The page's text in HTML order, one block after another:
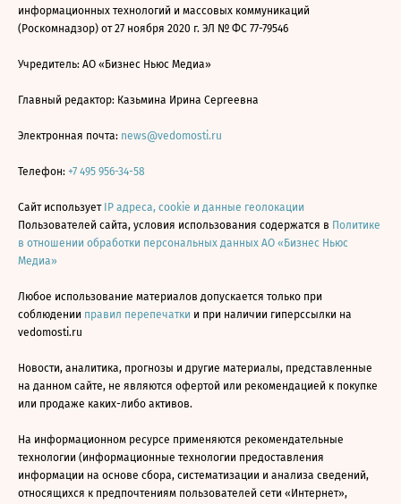
информационных технологий и массовых коммуникаций
(Роскомнадзор) от 27 ноября 2020 г. ЭЛ № ФС 77-79546
Учредитель: АО «Бизнес Ньюс Медиа»
Главный редактор: Казьмина Ирина Сергеевна
Электронная почта: news@vedomosti.ru
Телефон: +7 495 956-34-58
Сайт использует IP адреса, cookie и данные геолокации
Пользователей сайта, условия использования содержатся в Политике
в отношении обработки персональных данных АО «Бизнес Ньюс
Медиа»
Любое использование материалов допускается только при
соблюдении правил перепечатки и при наличии гиперссылки на
vedomosti.ru
Новости, аналитика, прогнозы и другие материалы, представленные
на данном сайте, не являются офертой или рекомендацией к покупке
или продаже каких-либо активов.
На информационном ресурсе применяются рекомендательные
технологии (информационные технологии предоставления
информации на основе сбора, систематизации и анализа сведений,
относящихся к предпочтениям пользователей сети «Интернет»,